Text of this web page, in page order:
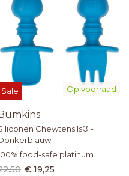
Op voorraad
Sale
Bumkins
Chewtensils® -
food-safe platinum
€ 19,25